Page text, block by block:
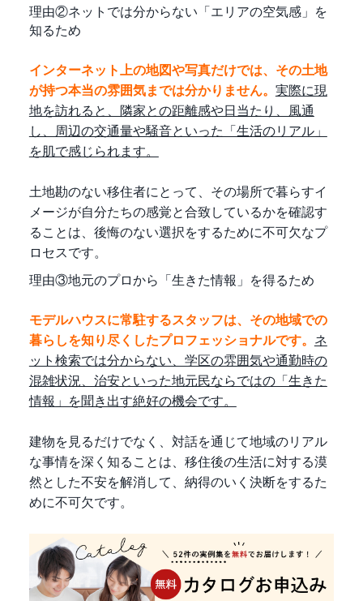
理由②ネットでは分からない「エリアの空気感」を
知るため
インターネット上の地図や写真だけでは、その土地
が持つ本当の雰囲気までは分かりません。 実際に現
地を訪れると、隣家との距離感や日当たり、風通
し、周辺の交通量や騒音といった「生活のリアル」
を肌で感じられます。
土地勘のない移住者にとって、その場所で暮らすイ
メージが自分たちの感覚と合致しているかを確認す
ることは、後悔のない選択をするために不可欠なプ
ロセスです。
理由③地元のプロから「生きた情報」を得るため
モデルハウスに常駐するスタッフは、その地域での
暮らしを知り尽くしたプロフェッショナルです。 ネ
ット検索では分からない、学区の雰囲気や通勤時の
混雑状況、治安といった地元民ならではの「生きた
情報」を聞き出す絶好の機会です。
建物を見るだけでなく、対話を通じて地域のリアル
な事情を深く知ることは、移住後の生活に対する漠
然とした不安を解消して、納得のいく決断をするた
めに不可欠です。